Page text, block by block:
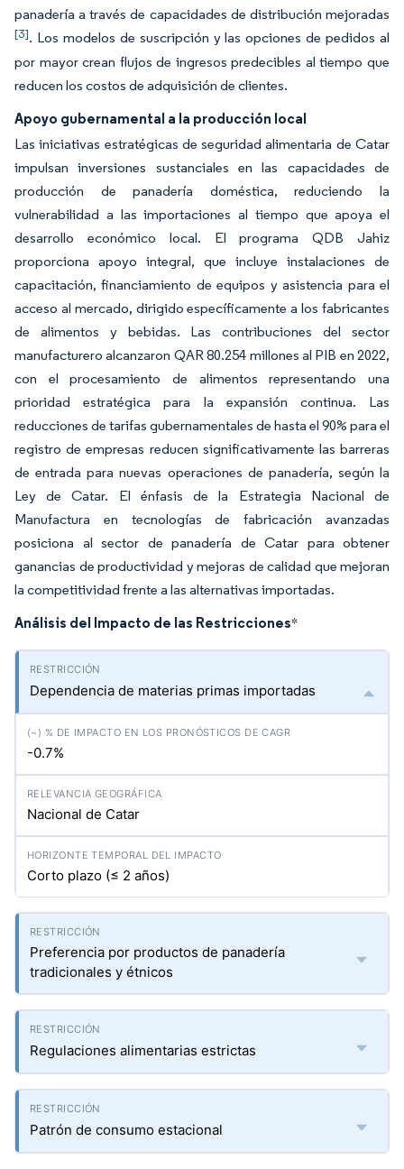
panadería a través de capacidades de distribución mejoradas
[3]. Los modelos de suscripción y las opciones de pedidos al
por mayor crean flujos de ingresos predecibles al tiempo que
reducen los costos de adquisición de clientes.
Apoyo gubernamental a la producción local
Las iniciativas estratégicas de seguridad alimentaria de Catar
impulsan inversiones sustanciales en las capacidades de
producción de panadería doméstica, reduciendo la
vulnerabilidad a las importaciones al tiempo que apoya el
desarrollo económico local. El programa QDB Jahiz
proporciona apoyo integral, que incluye instalaciones de
capacitación, financiamiento de equipos y asistencia para el
acceso al mercado, dirigido específicamente a los fabricantes
de alimentos y bebidas. Las contribuciones del sector
manufacturero alcanzaron QAR 80.254 millones al PIB en 2022,
con el procesamiento de alimentos representando una
prioridad estratégica para la expansión continua. Las
reducciones de tarifas gubernamentales de hasta el 90% para el
registro de empresas reducen significativamente las barreras
de entrada para nuevas operaciones de panadería, según la
Ley de Catar. El énfasis de la Estrategia Nacional de
Manufactura en tecnologías de fabricación avanzadas
posiciona al sector de panadería de Catar para obtener
ganancias de productividad y mejoras de calidad que mejoran
la competitividad frente a las alternativas importadas.
Análisis del Impacto de las Restricciones*
Dependencia de materias primas importadas
-0.7%
Nacional de Catar
Corto plazo (≤ 2 años)
Preferencia por productos de panadería
tradicionales y étnicos
Regulaciones alimentarias estrictas
Patrón de consumo estacional